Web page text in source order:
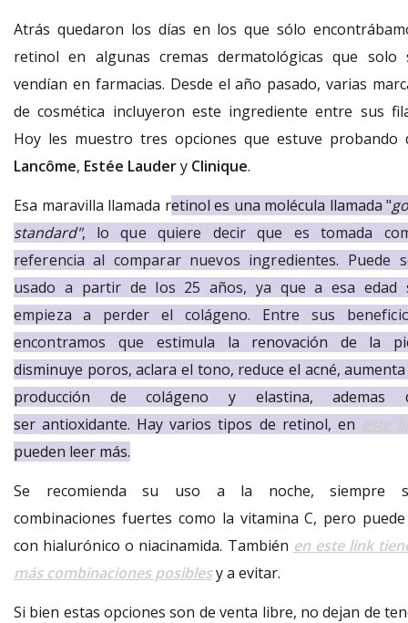
Atrás quedaron los días en los que sólo
retinol en algunas cremas dermatológicas que solo
vendían en farmacias. Desde el año pasado, varias
de cosmética incluyeron este ingrediente entre sus
Hoy les muestro tres opciones que estuve probando
Lancôme, Estée Laudery Clinique.
Esa maravilla llamada retinol es una molécula llamada "
standard", lo que quiere decir que es tomada
referencia al comparar nuevos ingredientes. Puede
usado a partir de los 25 años, ya que a esa edad
empieza a perder el colágeno. Entre sus
encontramos que estimula la renovación de la
disminuye poros, aclara el tono, reduce el acné,
producción de colágeno y elastina, ademas
ser antioxidante. Hay varios tipos de retinol, en este
pueden leer más.
Se recomienda su uso a la noche, siempre
combinaciones fuertes como la vitamina C, pero
con hialurónico o niacinamida. También en este link
más combinaciones posiblesy a evitar.
Si bien estas opciones son de venta libre, no dejan de